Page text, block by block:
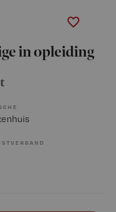
in opleiding